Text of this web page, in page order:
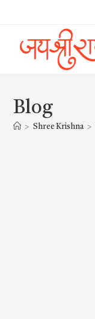
Blog
> Shree Krishna >